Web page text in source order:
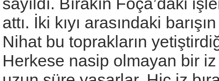
attı. İki kıyı arasındaki
Nihat bu toprakların
Herkese nasip olmayan bir iz